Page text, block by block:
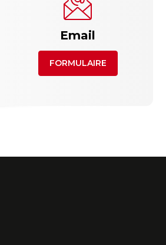
Email
FORMULAIRE